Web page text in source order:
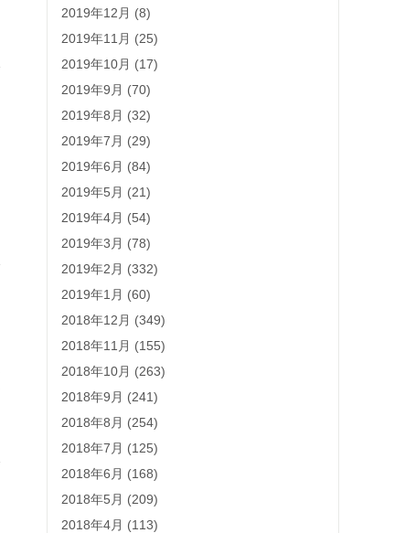
2019年12月 (8)
2019年11月 (25)
2019年10月 (17)
2019年9月 (70)
2019年8月 (32)
2019年7月 (29)
2019年6月 (84)
2019年5月 (21)
2019年4月 (54)
2019年3月 (78)
2019年2月 (332)
2019年1月 (60)
2018年12月 (349)
2018年11月 (155)
2018年10月 (263)
2018年9月 (241)
2018年8月 (254)
2018年7月 (125)
2018年6月 (168)
2018年5月 (209)
2018年4月 (113)